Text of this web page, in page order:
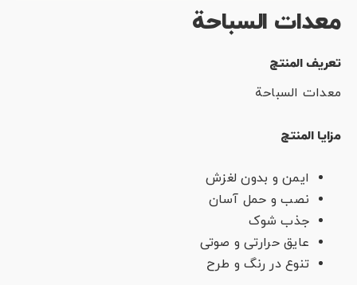
معدات السباحة
تعريف المنتج
معدات السباحة
مزایا المنتج
ایمن و بدون لغزش
نصب و حمل آسان
جذب شوک
عایق حرارتی و صوتی
تنوع در رنگ و طرح